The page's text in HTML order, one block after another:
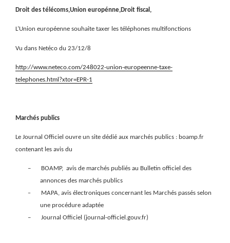
Droit des télécoms,Union europénne,Droit fiscal,
L’Union européenne souhaite taxer les téléphones multifonctions
Vu dans Netéco du 23/12/8
http://www.neteco.com/248022-union-europeenne-taxe-
telephones.html?xtor=EPR-1
Marchés publics
Le Journal Officiel ouvre un site dédié aux marchés publics : boamp.fr
contenant les avis du
– BOAMP, avis de marchés publiés au Bulletin officiel des
annonces des marchés publics
– MAPA, avis électroniques concernant les Marchés passés selon
une procédure adaptée
–
Journal Officiel (journal-officiel.gouv.fr)